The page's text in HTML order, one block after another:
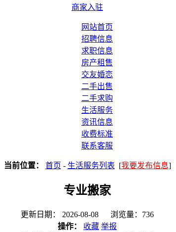
商家入驻
网站首页
招聘信息
求职信息
房产租售
交友婚恋
二手出售
二手求购
生活服务
资讯信息
收费标准
联系客服
当前位置： 首页 - 生活服务列表 [我要发布信息]
专业搬家
更新日期： 2026-08-08 浏览量：736
操作：
收藏 举报